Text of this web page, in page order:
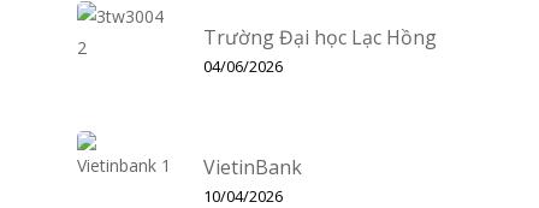
Trường Đại học Lạc Hồng
04/06/2026
VietinBank
10/04/2026